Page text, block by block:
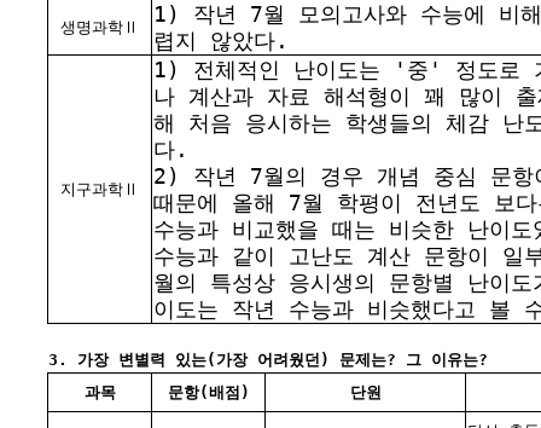
생명과학Ⅱ
1) 작년 7월 모의고사와 수능에 비
렵지 않았다.
지구과학Ⅱ
1) 전체적인 난이도는 '중' 정도로
나 계산과 자료 해석형이 꽤 많이 출
해 처음 응시하는 학생들의 체감 난
다.
2) 작년 7월의 경우 개념 중심 문항
때문에 올해 7월 학평이 전년도 보
수능과 비교했을 때는 비슷한 난이
수능과 같이 고난도 계산 문항이 일
월의 특성상 응시생의 문항별 난이
이도는 작년 수능과 비슷했다고 볼
3. 가장 변별력 있는(가장 어려웠던) 문제는? 그 이유는?
과목
문항(배점) 단원